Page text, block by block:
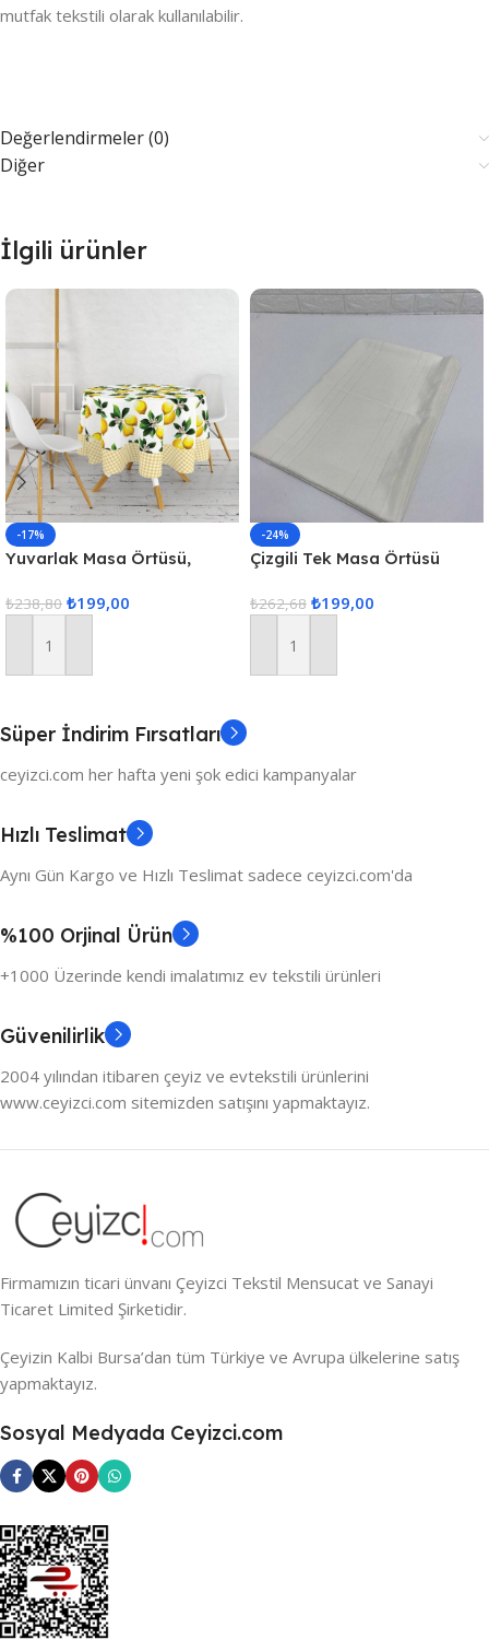
mutfak tekstili olarak kullanılabilir.
Değerlendirmeler (0)
Diğer
İlgili ürünler
-17%
Yuvarlak Masa Örtüsü,
₺238,80 ₺199,00
Sepete Ekle
-24%
Çizgili Tek Masa Örtüsü
₺262,68 ₺199,00
Sepete Ekle
Süper İndirim Fırsatları
ceyizci.com her hafta yeni şok edici kampanyalar
Hızlı Teslimat
Aynı Gün Kargo ve Hızlı Teslimat sadece ceyizci.com'da
%100 Orjinal Ürün
+1000 Üzerinde kendi imalatımız ev tekstili ürünleri
Güvenilirlik
2004 yılından itibaren çeyiz ve evtekstili ürünlerini
www.ceyizci.com sitemizden satışını yapmaktayız.
Firmamızın ticari ünvanı Çeyizci Tekstil Mensucat ve Sanayi
Ticaret Limited Şirketidir.
Çeyizin Kalbi Bursa’dan tüm Türkiye ve Avrupa ülkelerine satış
yapmaktayız.
Sosyal Medyada Ceyizci.com